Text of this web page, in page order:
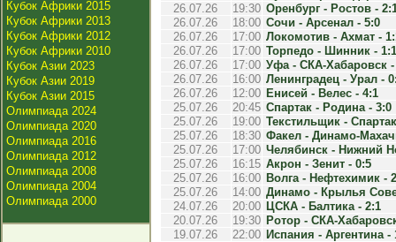
Кубок Африки 2015
Кубок Африки 2013
Кубок Африки 2012
Кубок Африки 2010
Кубок Азии 2023
Кубок Азии 2019
Кубок Азии 2015
Олимпиада 2024
Олимпиада 2020
Олимпиада 2016
Олимпиада 2012
Олимпиада 2008
Олимпиада 2004
Олимпиада 2000
26.07.26
19:30 Оренбург - Ростов -
26.07.26
18:00 Сочи - Арсенал - 5:0
26.07.26
17:00 Локомотив - Ахмат -
26.07.26
17:00 Торпедо - Шинник - 1:1
26.07.26
17:00 Уфа - СКА-Хабаровск -
26.07.26
16:00 Ленинградец - Урал -
26.07.26
12:00 Енисей - Велес - 4:1
25.07.26
20:45 Спартак - Родина - 3:0
25.07.26
19:00 Текстильщик -
25.07.26
18:30 Факел - Динамо-
25.07.26
17:00 Челябинск - Нижний
25.07.26
16:15 Акрон - Зенит - 0:5
25.07.26
16:00 Волга - Нефтехимик -
25.07.26
14:00 Динамо - Крылья
24.07.26
20:00 ЦСКА - Балтика - 2:1
20.07.26
19:30 Ротор - СКА-
19.07.26
22:00 Испания - Аргентина -